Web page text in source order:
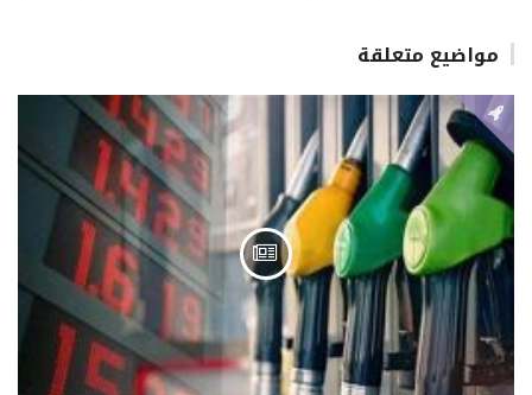
مواضيع متعلقة